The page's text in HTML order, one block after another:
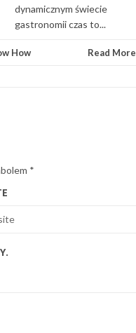
dynamicznym świecie
gastronomii czas to...
How Read More
*